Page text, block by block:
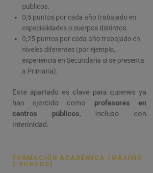
públicos.
0,5 puntos por cada año trabajado en
especialidades o cuerpos distintos.
0,25 puntos por cada año trabajado en
niveles diferentes (por ejemplo,
experiencia en Secundaria si se presenta
a Primaria).
Este apartado es clave para quienes ya
han ejercido como profesores en
centros públicos, incluso con
interinidad.
FORMACIÓN ACADÉMICA (MÁXIMO
2 PUNTOS)